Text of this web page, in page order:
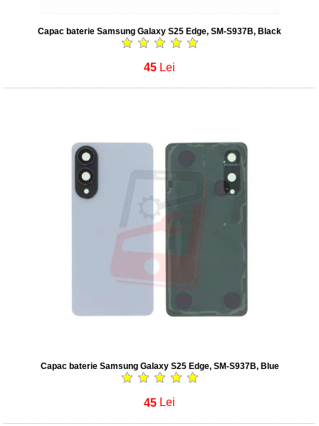
Capac baterie Samsung Galaxy S25 Edge, SM-S937B, Black
45 Lei
Capac baterie Samsung Galaxy S25 Edge, SM-S937B, Blue
45 Lei